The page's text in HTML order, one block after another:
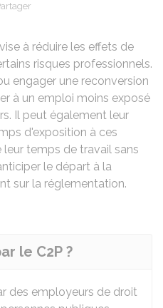
à réduire les effets de
risques professionnels.
engager une reconversion
à un emploi moins exposé
Il peut également leur
d'exposition à ces
temps de travail sans
le départ à la
sur la réglementation.
le C2P ?
des employeurs de droit